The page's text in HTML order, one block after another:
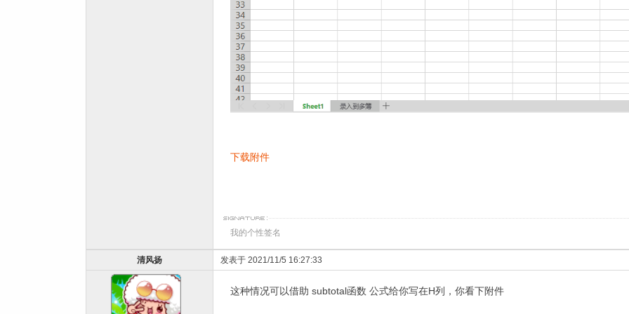
下载附件
我的个性签名
清风扬 发表于 2021/11/5 16:27:33
这种情况可以借助 subtotal函数 公式给你写在H列，你看下附件